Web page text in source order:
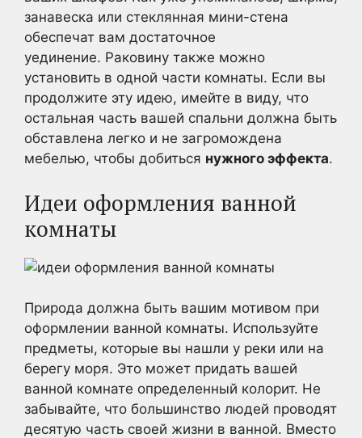
занавеска или стеклянная мини-стена
обеспечат вам достаточное
уединение. Раковину также можно
установить в одной части комнаты. Если вы
продолжите эту идею, имейте в виду, что
остальная часть вашей спальни должна быть
обставлена легко и не загромождена
мебелью, чтобы добиться нужного эффекта.
Идеи оформления ванной
комнаты
Природа должна быть вашим мотивом при
оформлении ванной комнаты. Используйте
предметы, которые вы нашли у реки или на
берегу моря. Это может придать вашей
ванной комнате определенный колорит. Не
забывайте, что большинство людей проводят
десятую часть своей жизни в ванной. Вместо